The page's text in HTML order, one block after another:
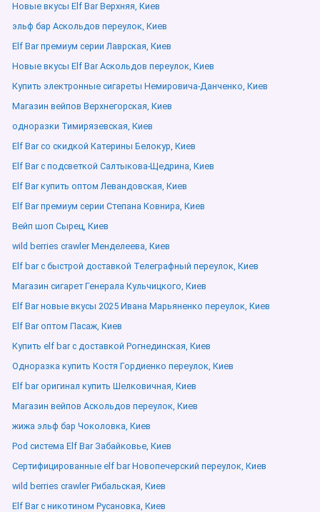
Новые вкусы Elf Bar Верхняя, Киев
эльф бар Аскольдов переулок, Киев
Elf Bar премиум серии Лаврская, Киев
Новые вкусы Elf Bar Аскольдов переулок, Киев
Купить электронные сигареты Немировича-Данченко, Киев
Магазин вейпов Верхнегорская, Киев
одноразки Тимирязевская, Киев
Elf Bar со скидкой Катерины Белокур, Киев
Elf Bar с подсветкой Салтыкова-Щедрина, Киев
Elf Bar купить оптом Левандовская, Киев
Elf Bar премиум серии Степана Ковнира, Киев
Вейп шоп Сырец, Киев
wild berries crawler Менделеева, Киев
Elf bar с быстрой доставкой Телеграфный переулок, Киев
Магазин сигарет Генерала Кульчицкого, Киев
Elf Bar новые вкусы 2025 Ивана Марьяненко переулок, Киев
Elf Bar оптом Пасаж, Киев
Купить elf bar с доставкой Рогнединская, Киев
Одноразка купить Костя Гордиенко переулок, Киев
Elf bar оригинал купить Шелковичная, Киев
Магазин вейпов Аскольдов переулок, Киев
жижа эльф бар Чоколовка, Киев
Pod система Elf Bar Забайковье, Киев
Сертифицированные elf bar Новопечерский переулок, Киев
wild berries crawler Рибальская, Киев
Elf Bar с никотином Русановка, Киев